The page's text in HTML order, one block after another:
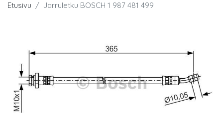
Etusivu Jarruletku BOSCH 1 987 481 499